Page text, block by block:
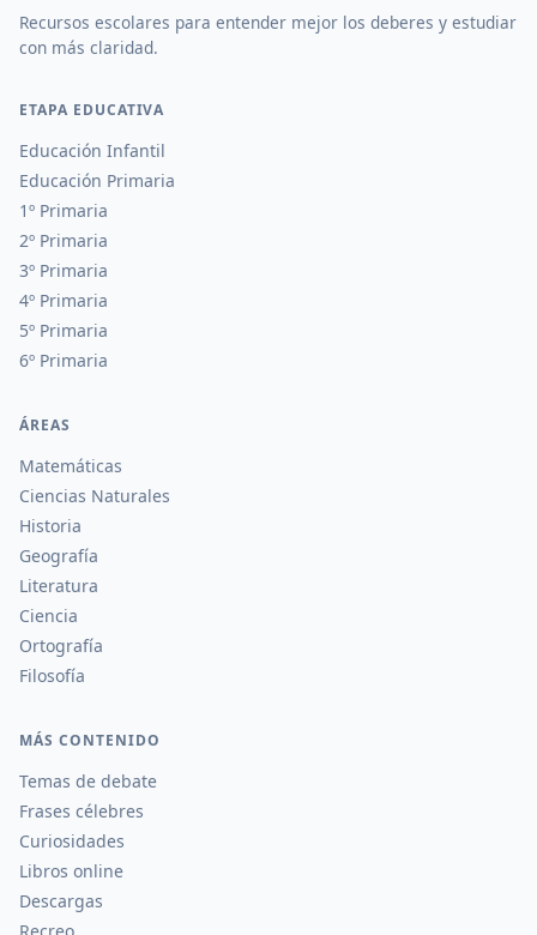
Recursos escolares para entender mejor los deberes y estudiar
con más claridad.
ETAPA EDUCATIVA
Educación Infantil
Educación Primaria
1º Primaria
2º Primaria
3º Primaria
4º Primaria
5º Primaria
6º Primaria
ÁREAS
Matemáticas
Ciencias Naturales
Historia
Geografía
Literatura
Ciencia
Ortografía
Filosofía
MÁS CONTENIDO
Temas de debate
Frases célebres
Curiosidades
Libros online
Descargas